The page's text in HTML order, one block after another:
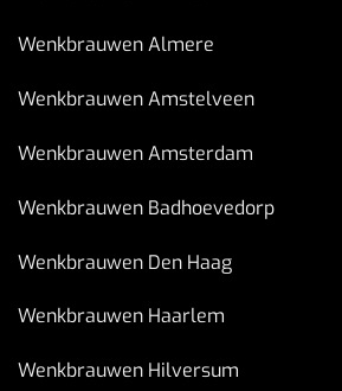
Wenkbrauwen Almere
Wenkbrauwen Amstelveen
Wenkbrauwen Amsterdam
Wenkbrauwen Badhoevedorp
Wenkbrauwen Den Haag
Wenkbrauwen Haarlem
Wenkbrauwen Hilversum